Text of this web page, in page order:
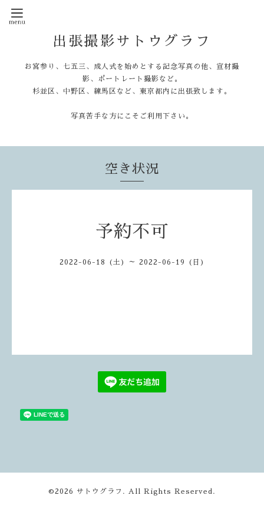
出張撮影サトウグラフ
お宮参り、七五三、成人式を始めとする記念写真の他、宣材撮
影、ポートレート撮影など。
杉並区、中野区、練馬区など、東京都内に出張致します。
写真苦手な方にこそご利用下さい。
空き状況
予約不可
2022-06-18 (土) ～ 2022-06-19 (日)
©2026 サトウグラフ . All Rights Reserved.